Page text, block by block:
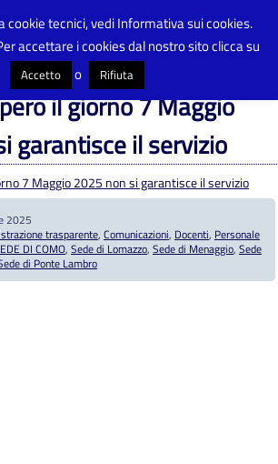
testo
Adulti>Articoli>amministrazione trasparente
7 Maggio 2025 non si garantisce il servizio
il giorno 7 Maggio
garantisce il servizio
7 Maggio 2025 non si garantisce il servizio
2025
trasparente, Comunicazioni, Docenti, Personale
DI COMO, Sede di Lomazzo, Sede di Menaggio, Sede
di Ponte Lambro
cookie tecnici, vedi Informativa sui cookies.
accettare i cookies dal nostro sito clicca su
Accetto o Rifiuta